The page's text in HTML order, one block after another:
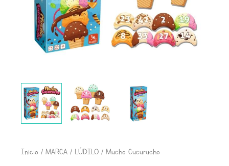
Inicio / MARCA/ LÚDILO/ Mucho Cucurucho